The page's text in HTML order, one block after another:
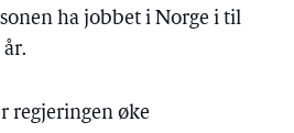
ha jobbet i Norge i til
regjeringen øke